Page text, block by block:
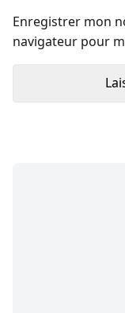
Enregistrer mon
navigateur pour